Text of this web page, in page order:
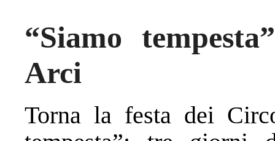
“Siamo
Arci
Torna la festa dei